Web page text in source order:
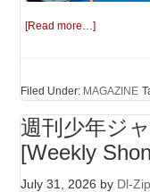
[Read more…]
Filed Under: MAGAZINE
週刊少年ジ
[Weekly
July 31, 2026 by Dl-Zip